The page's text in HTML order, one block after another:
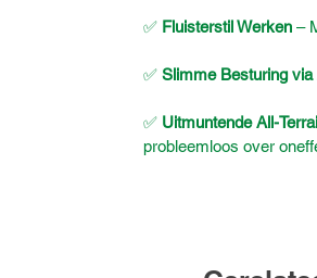
✅ Fluisterstil Werken –
✅ Slimme Besturing via
✅ Uitmuntende All-
probleemloos over